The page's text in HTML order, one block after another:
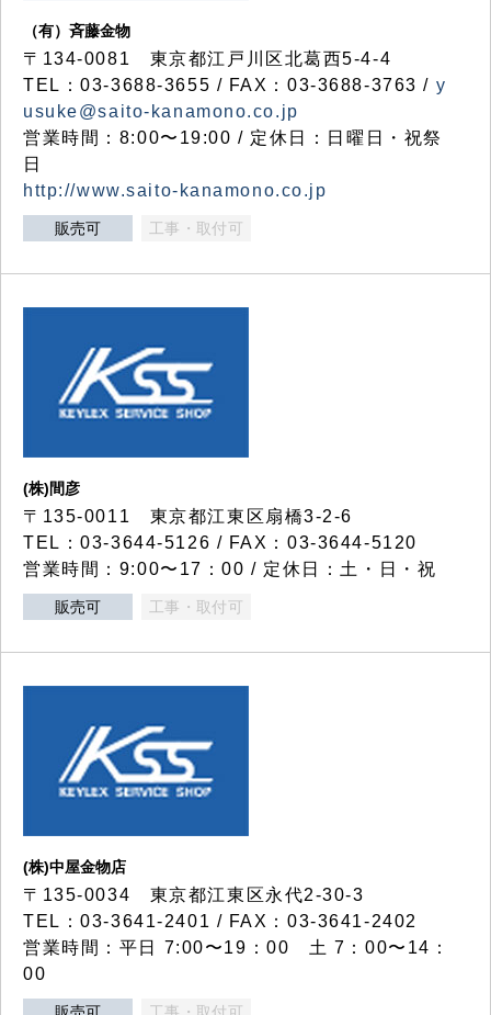
（有）斉藤金物
〒134-0081 東京都江戸川区北葛西5-4-4
TEL：03-3688-3655 / FAX：03-3688-3763 / y
usuke@saito-kanamono.co.jp
営業時間：8:00〜19:00 / 定休日：日曜日・祝祭
日
http://www.saito-kanamono.co.jp
販売可 工事・取付可
(株)間彦
〒135-0011 東京都江東区扇橋3-2-6
TEL：03-3644-5126 / FAX：03-3644-5120
営業時間：9:00〜17：00 / 定休日：土・日・祝
販売可 工事・取付可
(株)中屋金物店
〒135-0034 東京都江東区永代2-30-3
TEL：03-3641-2401 / FAX：03-3641-2402
営業時間：平日 7:00〜19：00 土 7：00〜14：
00